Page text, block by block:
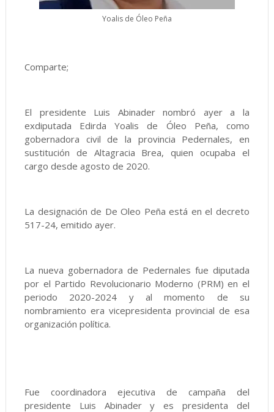
Yoalis de Óleo Peña
Comparte;
El presidente Luis Abinader nombró ayer a la
exdiputada Edirda Yoalis de Óleo Peña, como
gobernadora civil de la provincia Pedernales, en
sustitución de Altagracia Brea, quien ocupaba el
cargo desde agosto de 2020.
La designación de De Oleo Peña está en el decreto
517-24, emitido ayer.
La nueva gobernadora de Pedernales fue diputada
por el Partido Revolucionario Moderno (PRM) en el
periodo 2020-2024 y al momento de su
nombramiento era vicepresidenta provincial de esa
organización política.
Fue coordinadora ejecutiva de campaña del
presidente Luis Abinader y es presidenta del